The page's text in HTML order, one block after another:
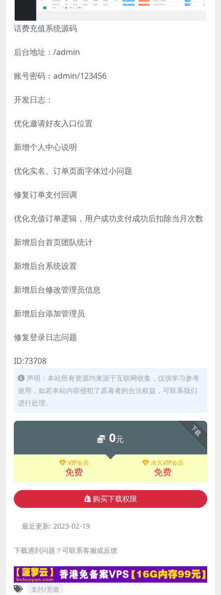
话费充值系统源码
后台地址：/admin
账号密码：admin/123456
开发日志：
优化邀请好友入口位置
新增个人中心说明
优化实名、订单页面字体过小问题
修复订单支付回调
优化充值订单逻辑，用户成功支付成功后扣除当月次数
新增后台首页团队统计
新增后台系统设置
新增后台修改管理员信息
新增后台添加管理员
修复登录日志问题
ID:73708
声明：本站所有资源均来源于互联网收集，仅供学习参考
使用，如若本站内容侵犯了原著者的合法权益，可联系我们
进行处理。
下载
0元
VIP会员
免费
永久VIP会员
免费
购买下载权限
最近更新: 2023-02-19
下载遇到问题？可联系客服或反馈
支付/充值